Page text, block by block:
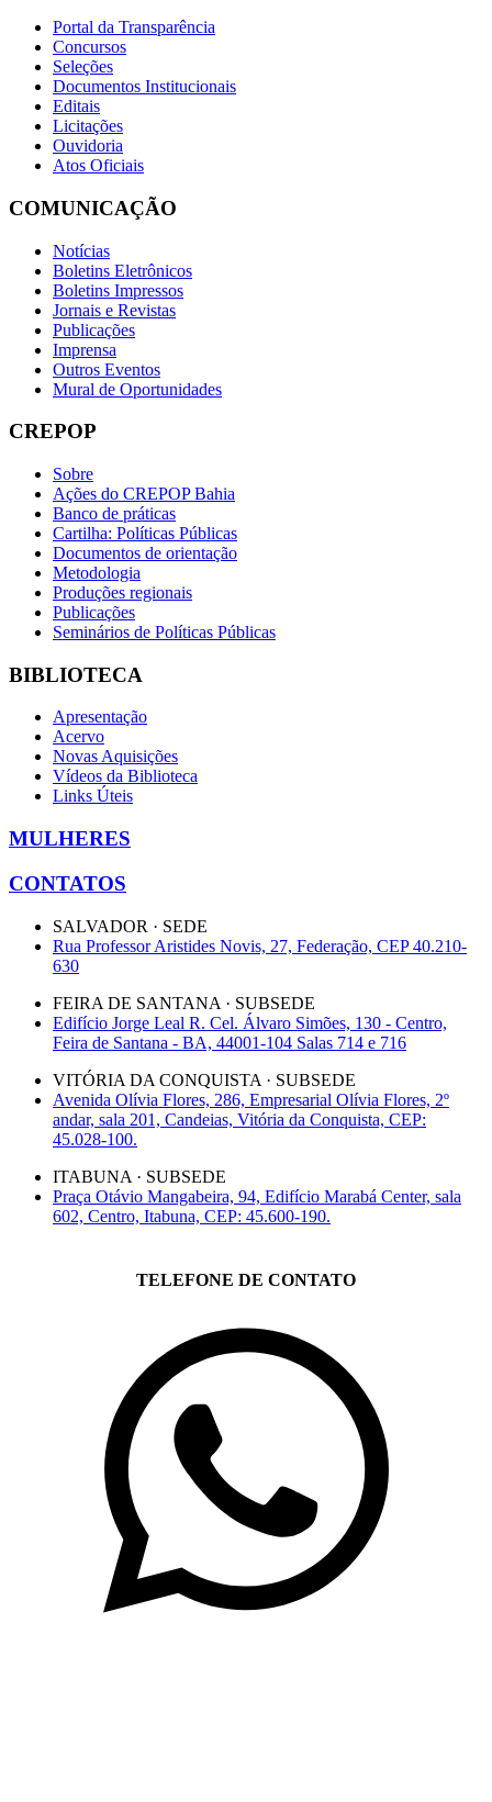
Portal da Transparência
Concursos
Seleções
Documentos Institucionais
Editais
Licitações
Ouvidoria
Atos Oficiais
COMUNICAÇÃO
Notícias
Boletins Eletrônicos
Boletins Impressos
Jornais e Revistas
Publicações
Imprensa
Outros Eventos
Mural de Oportunidades
CREPOP
Sobre
Ações do CREPOP Bahia
Banco de práticas
Cartilha: Políticas Públicas
Documentos de orientação
Metodologia
Produções regionais
Publicações
Seminários de Políticas Públicas
BIBLIOTECA
Apresentação
Acervo
Novas Aquisições
Vídeos da Biblioteca
Links Úteis
MULHERES
CONTATOS
SALVADOR · SEDE
Rua Professor Aristides Novis, 27, Federação, CEP 40.210-
630
FEIRA DE SANTANA · SUBSEDE
Edifício Jorge Leal R. Cel. Álvaro Simões, 130 - Centro,
Feira de Santana - BA, 44001-104 Salas 714 e 716
VITÓRIA DA CONQUISTA · SUBSEDE
Avenida Olívia Flores, 286, Empresarial Olívia Flores, 2º
andar, sala 201, Candeias, Vitória da Conquista, CEP:
45.028-100.
ITABUNA · SUBSEDE
Praça Otávio Mangabeira, 94, Edifício Marabá Center, sala
602, Centro, Itabuna, CEP: 45.600-190.
TELEFONE DE CONTATO